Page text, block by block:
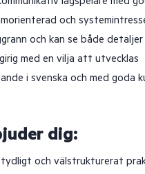
och
och kan se både
med en vilja att utvecklas
i svenska och med goda
dig:
och välstrukturerat